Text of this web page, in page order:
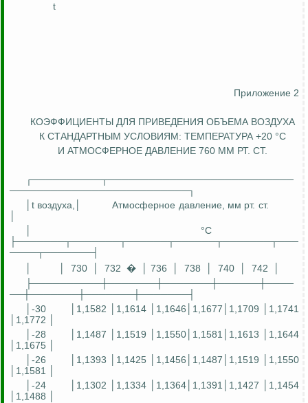
t
Приложение 2
КОЭФФИЦИЕНТЫ ДЛЯ ПРИВЕДЕНИЯ ОБЪЕМА ВОЗДУХА
К СТАНДАРТНЫМ УСЛОВИЯМ: ТЕМПЕРАТУРА +20°С
И АТМОСФЕРНОЕ ДАВЛЕНИЕ 760 ММ РТ. СТ.
┌──────────┬───────────────────────────
──────────────────────────┐
│t воздуха,│
Атмосферное давление, мм рт. ст.
°C
├───────┬───────┬──────┬──────┬───────┬───
────┬───────┤
730 732 � │ 736 738 740 742
├──────────┼───────┼───────┼──────┼────
──┼───────┼───────┼───────┤
│-30
│1,1582 │1,1614 │1,1646│1,1677│1,1709 │1,1741
│1,1772 │
│-28
│1,1487 │1,1519 │1,1550│1,1581│1,1613 │1,1644
│1,1675 │
│-26
│1,1393 │1,1425 │1,1456│1,1487│1,1519 │1,1550
│1,1581 │
│-24
│1,1302 │1,1334 │1,1364│1,1391│1,1427 │1,1454
│1,1488 │